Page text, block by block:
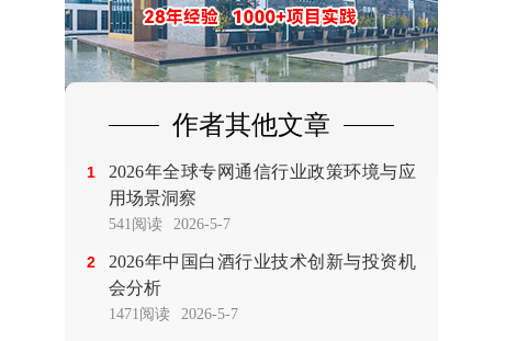
作者其他文章
1
2026年全球专网通信行业政策环境与应
用场景洞察
541阅读 2026-5-7
2
2026年中国白酒行业技术创新与投资机
会分析
1471阅读 2026-5-7